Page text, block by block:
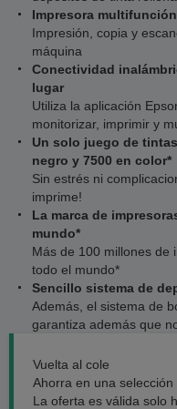
Impresora
Impresión, copia y
máquina
Conectividad
lugar
Utiliza la aplicación
monitorizar, imprimir y
Un solo juego de
negro y 7500 en color*
Sin estrés ni
imprime!
La marca de
mundo*
Más de 100 millones de
todo el mundo*
Sencillo sistema de
Además, el sistema de
garantiza además que
Vuelta al cole
Ahorra en una selección
La oferta es válida solo